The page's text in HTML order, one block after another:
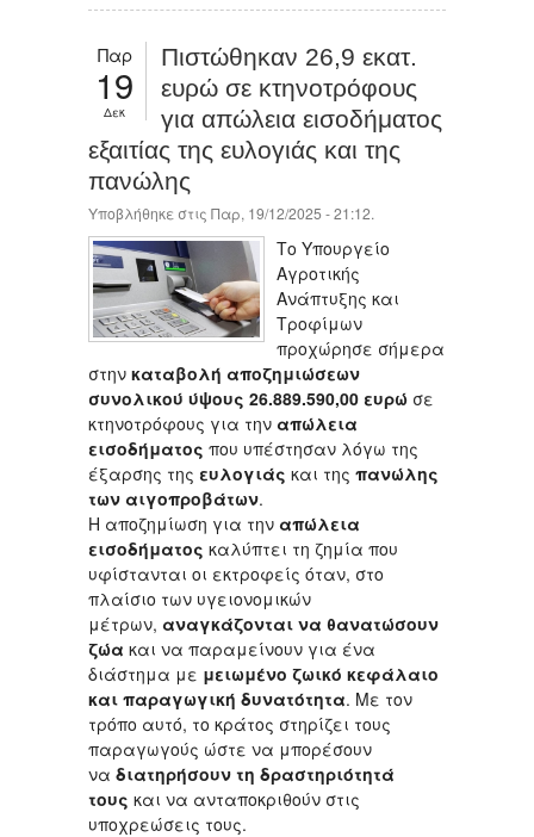
Παρ
19
Δεκ
Πιστώθηκαν 26,9 εκατ.
ευρώ σε κτηνοτρόφους
για απώλεια εισοδήματος
εξαιτίας της ευλογιάς και της
πανώλης
Υποβλήθηκε στις Παρ, 19/12/2025 - 21:12.
Το Υπουργείο
Αγροτικής
Ανάπτυξης και
Τροφίμων
προχώρησε σήμερα
στην καταβολή αποζημιώσεων
συνολικού ύψους 26.889.590,00 ευρώ σε
κτηνοτρόφους για την απώλεια
εισοδήματος που υπέστησαν λόγω της
έξαρσης της ευλογιάς και της πανώλης
των αιγοπροβάτων.
Η αποζημίωση για την απώλεια
εισοδήματος καλύπτει τη ζημία που
υφίστανται οι εκτροφείς όταν, στο
πλαίσιο των υγειονομικών
μέτρων, αναγκάζονται να θανατώσουν
ζώα και να παραμείνουν για ένα
διάστημα με μειωμένο ζωικό κεφάλαιο
και παραγωγική δυνατότητα. Με τον
τρόπο αυτό, το κράτος στηρίζει τους
παραγωγούς ώστε να μπορέσουν
να διατηρήσουν τη δραστηριότητά
τους και να ανταποκριθούν στις
υποχρεώσεις τους.